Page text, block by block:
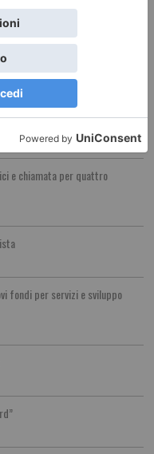
e chiamata per quattro
fondi per servizi e sviluppo